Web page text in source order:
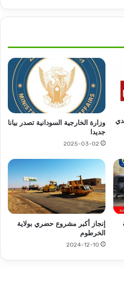
وزارة الخارجية السودانية تصدر بيانا
جديدا
2025-03-02
إنجاز أكبر مشروع حضري بولاية
الخرطوم
2024-12-10